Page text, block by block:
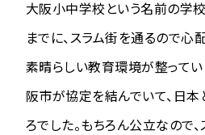
大阪小中学校という名前の学校
までに、スラム街を通るので心
素晴らしい教育環境が整ってい
阪市が協定を結んでいて、日
ろでした。もちろん公立なので